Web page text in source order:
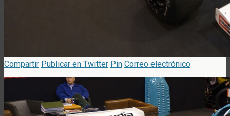
Compartir Publicar en Twitter Pin Correo electrónico